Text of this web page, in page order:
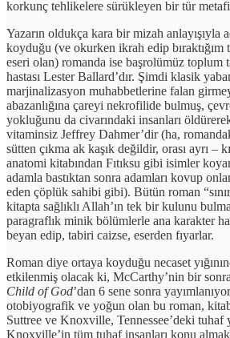
korkunç tehlikelere sürükleyen bir tür
Yazarın oldukça kara bir mizah anlayışıyla
koyduğu (ve okurken ikrah edip
eseri olan) romanda ise başrolümüz toplum
hastası Lester Ballard’dır. Şimdi klasik
marjinalizasyon muhabbetlerine falan
abazanlığına çareyi nekrofilide bulmuş,
yokluğunu da civarındaki insanları
vitaminsiz Jeffrey Dahmer’dir (ha,
sütten çıkma ak kaşık değildir, orası ayrı –
anatomi kitabından Fıtıksu gibi isimler
adamla bastıktan sonra adamları kovup
eden çöplük sahibi gibi). Bütün roman
kitapta sağlıklı Allah’ın tek bir kulunu
paragraflık minik bölümlerle ana karakter
beyan edip, tabiri caizse, eserden fıyarlar.
Roman diye ortaya koyduğu necaset
etkilenmiş olacak ki, McCarthy’nin bir
Child of God’dan 6 sene sonra
otobiyografik ve yoğun olan bu roman,
Suttree ve Knoxville, Tennessee’deki tuhaf
Knoxville’in tüm tuhaf insanları konu